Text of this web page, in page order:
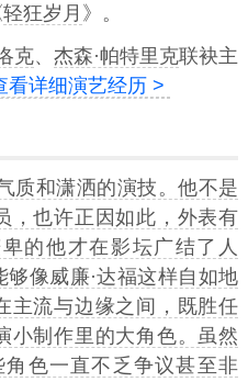
轻狂岁月 》。
克、杰森·帕特里克联袂主
看详细演艺经历 >
质和潇洒的演技。他不是
，也许正因如此，外表有
的他才在影坛广结了人
像威廉·达福这样自如地
主流与边缘之间，既胜任
小制作里的大角色。虽然
色一直不乏争议甚至非